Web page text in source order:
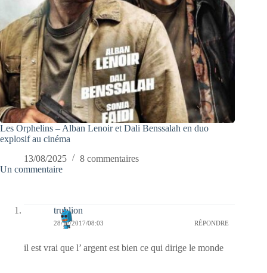
Les Orphelins – Alban Lenoir et Dali Benssalah en duo
explosif au cinéma
13/08/2025
8 commentaires
Un commentaire
trublion
28/12/2017/08:03 RÉPONDRE
il est vrai que l’ argent est bien ce qui dirige le monde